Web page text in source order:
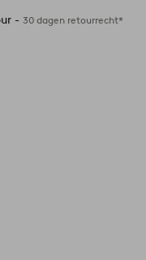
-30 dagen retourrecht*